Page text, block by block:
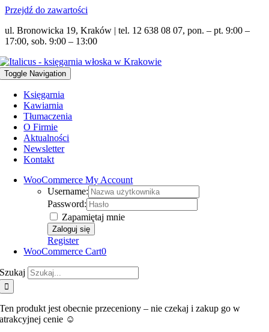
Przejdź do zawartości
ul. Bronowicka 19, Kraków | tel. 12 638 08 07, pon. – pt. 9:00 –
17:00, sob. 9:00 – 13:00
Toggle Navigation
Księgarnia
Kawiarnia
Tłumaczenia
O Firmie
Aktualności
Newsletter
Kontakt
WooCommerce My Account
Username:
Password:
Zapamiętaj mnie
Register
WooCommerce Cart0
Szukaj
Ten produkt jest obecnie przeceniony – nie czekaj i zakup go w
atrakcyjnej cenie ☺️